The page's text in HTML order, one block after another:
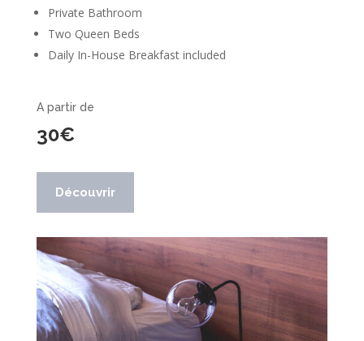
Private Bathroom
Two Queen Beds
Daily In-House Breakfast included
A partir de
30€
Découvrir